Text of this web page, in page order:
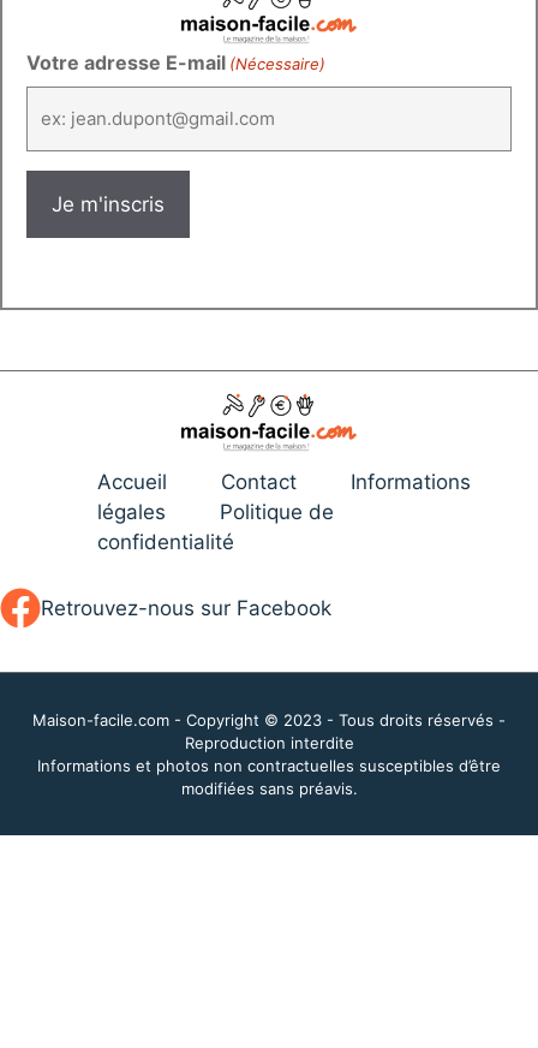
Votre adresse E-mail (Nécessaire)
Accueil Contact
Informations
légales
Politique de
confidentialité
Retrouvez-nous sur Facebook
Maison-facile.com - Copyright © 2023 - Tous droits réservés -
Reproduction interdite
Informations et photos non contractuelles susceptibles d’être
modifiées sans préavis.